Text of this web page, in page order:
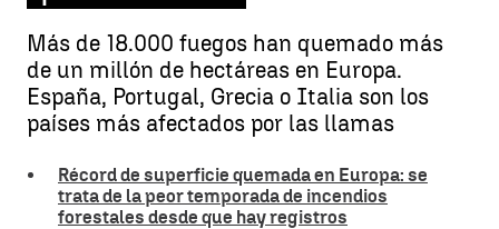
Más de 18.000 fuegos han quemado más
de un millón de hectáreas en Europa.
España, Portugal, Grecia o Italia son los
países más afectados por las llamas
Récord de superficie quemada en Europa: se
trata de la peor temporada de incendios
forestales desde que hay registros